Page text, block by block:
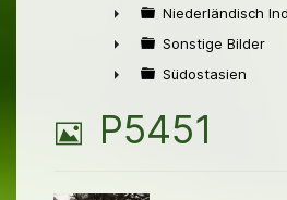
►
►
Niederländisch
►
Sonstige Bilder
Südostasien
B
P5451